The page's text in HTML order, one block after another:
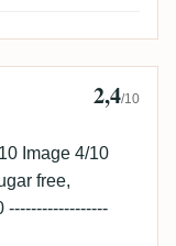
2,4/10
Image 4/10
free,
------------------